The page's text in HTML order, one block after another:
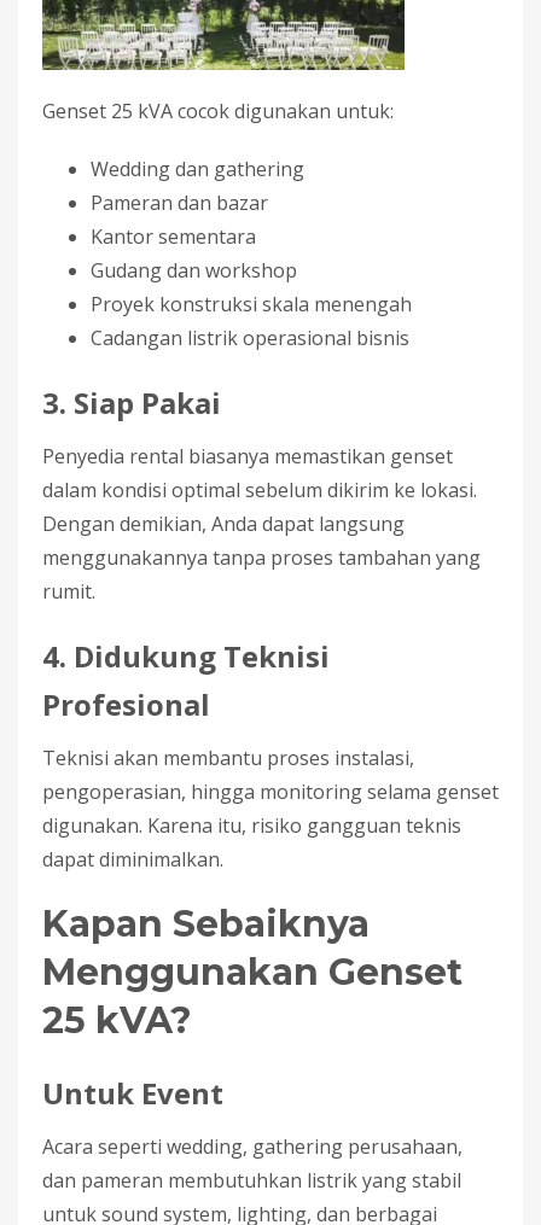
Genset 25 kVA cocok digunakan untuk:
Wedding dan gathering
Pameran dan bazar
Kantor sementara
Gudang dan workshop
Proyek konstruksi skala menengah
Cadangan listrik operasional bisnis
3. Siap Pakai
Penyedia rental biasanya memastikan genset
dalam kondisi optimal sebelum dikirim ke lokasi.
Dengan demikian, Anda dapat langsung
menggunakannya tanpa proses tambahan yang
rumit.
4. Didukung Teknisi
Profesional
Teknisi akan membantu proses instalasi,
pengoperasian, hingga monitoring selama genset
digunakan. Karena itu, risiko gangguan teknis
dapat diminimalkan.
Kapan Sebaiknya
Menggunakan Genset
25 kVA?
Untuk Event
Acara seperti wedding, gathering perusahaan,
dan pameran membutuhkan listrik yang stabil
untuk sound system, lighting, dan berbagai